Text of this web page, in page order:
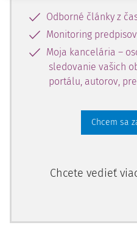
Odborné články z
Monitoring predpisov
Moja kancelária –
sledovanie vašich
portálu, autorov,
Chcem sa
Chcete vedieť